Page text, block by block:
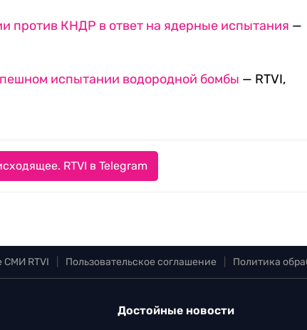
против КНДР в ответ на ядерные испытания —
испытании водородной бомбы — RTVI,
RTVI в Telegram
СМИ RTVI Пользовательское соглашение Политика
Достойные новости